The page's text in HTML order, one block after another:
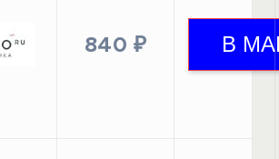
840 ₽